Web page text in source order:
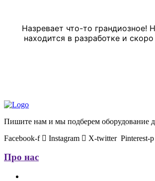
Назревает что-то грандиозное!
находится в разработке и
Пишите нам и мы подберем оборудование
Facebook-f
Instagram X-twitter Pinterest-p
Про нас